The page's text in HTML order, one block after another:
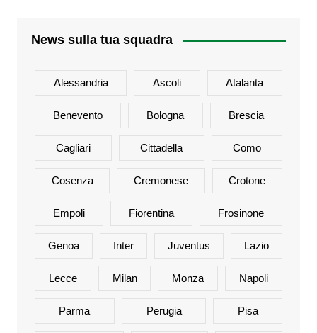
News sulla tua squadra
Alessandria Ascoli Atalanta
Benevento Bologna Brescia
Cagliari Cittadella Como
Cosenza Cremonese Crotone
Empoli Fiorentina Frosinone
Genoa Inter Juventus Lazio
Lecce Milan Monza Napoli
Parma Perugia Pisa